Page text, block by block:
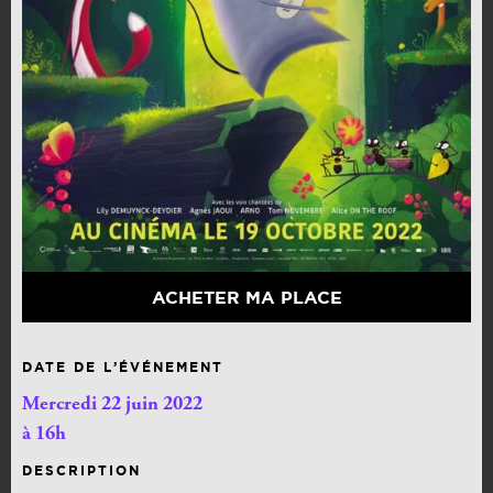
ACHETER MA PLACE
DATE DE L’ÉVÉNEMENT
Mercredi 22 juin 2022
à 16h
DESCRIPTION